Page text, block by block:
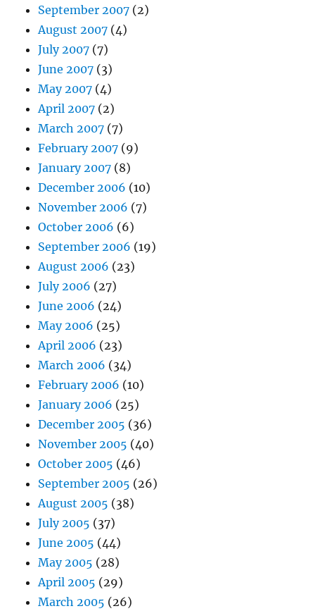
September 2007 (2)
August 2007 (4)
July 2007 (7)
June 2007 (3)
May 2007 (4)
April 2007 (2)
March 2007 (7)
February 2007 (9)
January 2007 (8)
December 2006 (10)
November 2006 (7)
October 2006 (6)
September 2006 (19)
August 2006 (23)
July 2006 (27)
June 2006 (24)
May 2006 (25)
April 2006 (23)
March 2006 (34)
February 2006 (10)
January 2006 (25)
December 2005 (36)
November 2005 (40)
October 2005 (46)
September 2005 (26)
August 2005 (38)
July 2005 (37)
June 2005 (44)
May 2005 (28)
April 2005 (29)
March 2005 (26)